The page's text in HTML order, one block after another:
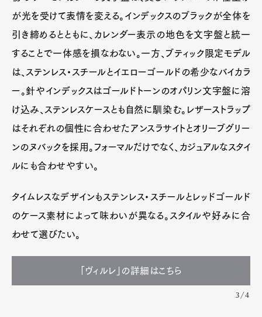
が光を受けて表情を変える。インデックスのブラックが全体を
引き締めるとともに、カレンダー表示の地色を文字盤と統一
することで一体感を損なわない。一方、ブティック限定モデル
は、ステンレス・スチールとイエローゴールドの希少なバイカラ
ー。針やインデックスはゴールドトーンのオパリン文字盤に溶
け込み、ステンレスケースとも自然に馴染む。レザーストラップ
はそれぞれの個性に合わせたアンスラサイトとオリーブグリー
ンのヌバックを採用。フォーマルだけでなく、カジュアルなスタイ
ルにも合わせやすい。
タイムレスなデザインもステンレス・スチールとレッドゴールド
のケース素材によって味わいが異なる。スタイルや好みに合
わせて選びたい。
「ヴィルレ」の詳細はこちら
3/4